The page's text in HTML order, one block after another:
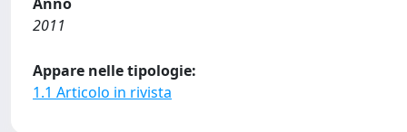
2011
Appare nelle tipologie:
1.1 Articolo in rivista